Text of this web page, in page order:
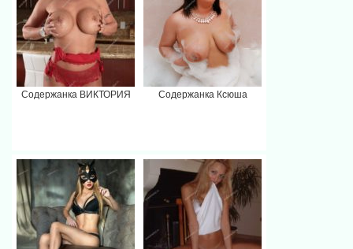
Содержанка ВИКТОРИЯ Содержанка Ксюша